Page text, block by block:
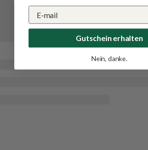
Gutschein erhalten
Nein, danke.